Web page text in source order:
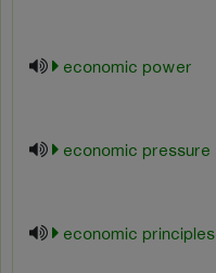
economic power
economic pressure
economic principles